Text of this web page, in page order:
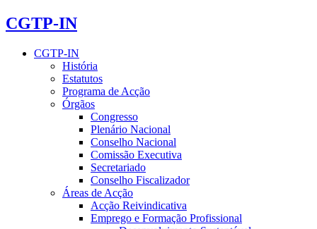
CGTP-IN
CGTP-IN
História
Estatutos
Programa de Acção
Órgãos
Congresso
Plenário Nacional
Conselho Nacional
Comissão Executiva
Secretariado
Conselho Fiscalizador
Áreas de Acção
Acção Reivindicativa
Emprego e Formação Profissional